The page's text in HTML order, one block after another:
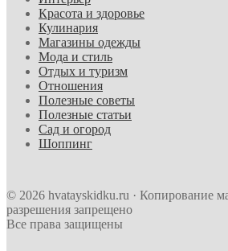
Красота и здоровье
Кулинария
Магазины одежды
Мода и стиль
Отдых и туризм
Отношения
Полезные советы
Полезные статьи
Сад и огород
Шоппинг
© 2026 hvatayskidku.ru · Копирование
разрешения запрещено
Все права защищены